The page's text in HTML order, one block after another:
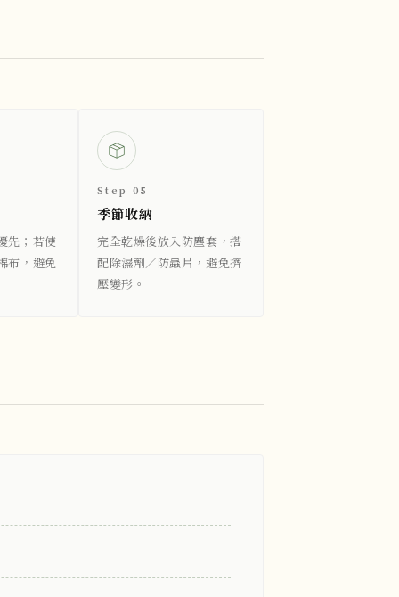
先；若使
布，避免
Step 05
季節收納
完全乾燥後放入防塵套，搭
配除濕劑／防蟲片，避免擠
壓變形。